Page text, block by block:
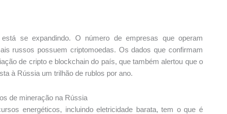
se expandindo. O número de empresas que operam
russos possuem criptomoedas. Os dados que confirmam
de cripto e blockchain do país, que também alertou que o
à Rússia um trilhão de rublos por ano.
de mineração na Rússia
energéticos, incluindo eletricidade barata, tem o que é